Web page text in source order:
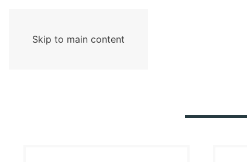
Skip to main content